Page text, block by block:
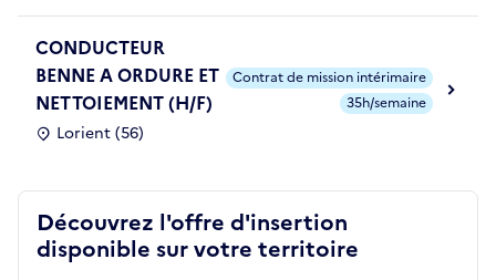
CONDUCTEUR
BENNE A ORDURE ET
NETTOIEMENT (H/F)
Lorient (56)
Contrat de mission intérimaire
35h/semaine
Découvrez l'offre d'insertion
disponible sur votre territoire